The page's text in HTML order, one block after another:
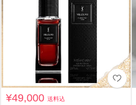
¥49,000送料込